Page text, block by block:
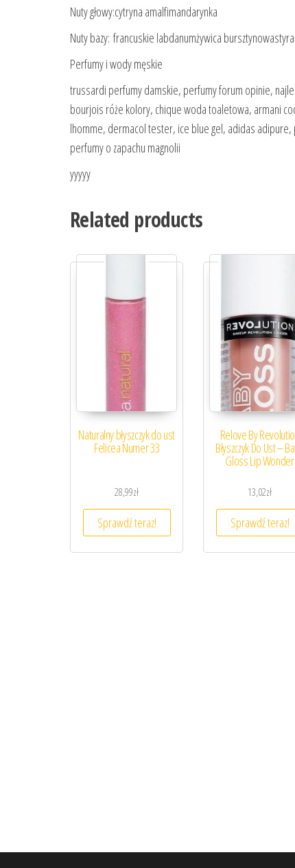
Nuty głowy:cytryna amalfimandarynka
Nuty bazy: francuskie labdanumżywica
Perfumy i wody męskie
trussardi perfumy damskie, perfumy forum opinie,
bourjois róże kolory, chique woda toaletowa, armani
lhomme, dermacol tester, ice blue gel, adidas
perfumy o zapachu magnolii
yyyyy
Related products
Naturalny błyszczyk do ust
Felicea Numer 33
28,99zł
Sprawdź teraz!
Relove By
Błyszczyk Do Ust –
Gloss Lip Wonder
13,02zł
Sprawdź teraz!